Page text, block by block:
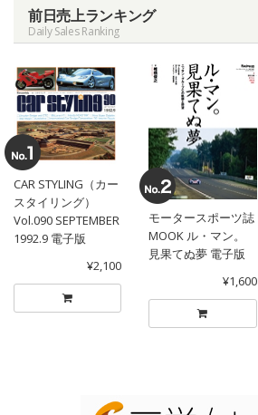
前日売上ランキング
Daily Sales Ranking
CAR STYLING（カー
スタイリング）
Vol.090 SEPTEMBER
1992.9 電子版
¥2,100
モータースポーツ誌
MOOK ル・マン。
見果てぬ夢 電子版
¥1,600